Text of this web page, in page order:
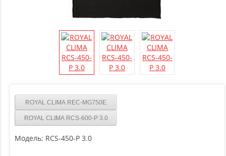
ROYAL CLIMA REC-MG750E
ROYAL CLIMA RCS-600-P 3.0
Модель: RCS-450-P 3.0